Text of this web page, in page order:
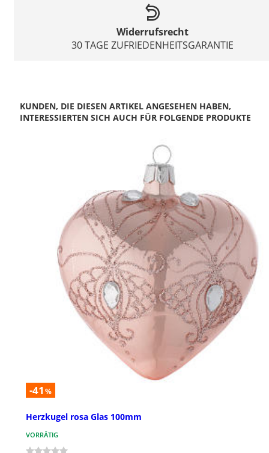
Widerrufsrecht
30 TAGE ZUFRIEDENHEITSGARANTIE
KUNDEN, DIE DIESEN ARTIKEL ANGESEHEN HABEN,
INTERESSIERTEN SICH AUCH FÜR FOLGENDE PRODUKTE
-41 %
Herzkugel rosa Glas 100mm
VORRÄTIG